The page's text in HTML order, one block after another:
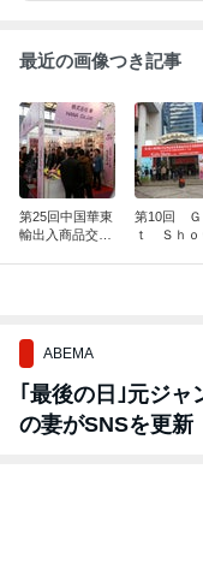
最近の画像つき記事
第25回中国華東
輸出入商品交易
第10回 Ｇ
ｔ Ｓｈ
ABEMA
｢最後の日｣元ジャ
の妻がSNSを更新